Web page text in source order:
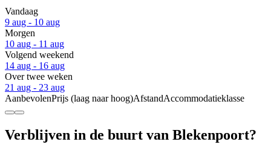
Vandaag
9 aug - 10 aug
Morgen
10 aug - 11 aug
Volgend weekend
14 aug - 16 aug
Over twee weken
21 aug - 23 aug
AanbevolenPrijs (laag naar hoog)AfstandAccommodatieklasse
Verblijven in de buurt van Blekenpoort?